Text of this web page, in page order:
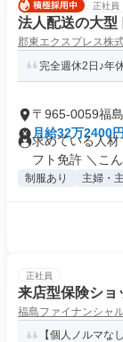
正社員
法人配送の大
郡東エクスプレス株
完全週休2日♪年
〒965-0059福
月給32万2400
求めている人
フト免許 ＼こん
制服あり 主婦・
正社員
来店型保険ショ
福島ファイナンシャ
【個人ノルマな